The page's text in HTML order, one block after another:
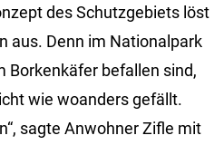
des Schutzgebiets löst
aus. Denn im Nationalpark
Borkenkäfer befallen sind,
wie woanders gefällt.
sagte Anwohner Zifle mit